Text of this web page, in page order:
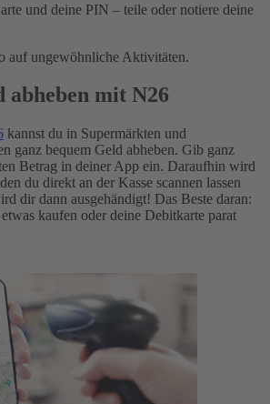
und deine PIN – teile oder notiere deine
auf ungewöhnliche Aktivitäten.
abheben mit N26
kannst du in Supermärkten und
ganz bequem Geld abheben. Gib ganz
Betrag in deiner App ein. Daraufhin wird
du direkt an der Kasse scannen lassen
dir dann ausgehändigt! Das Beste daran:
kaufen oder deine Debitkarte parat